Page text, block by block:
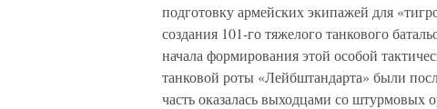
подготовку армейских экипажей для
создания 101-го тяжелого танкового
начала формирования этой особой
танковой роты «Лейбштандарта» были
часть оказалась выходцами со штурмовых